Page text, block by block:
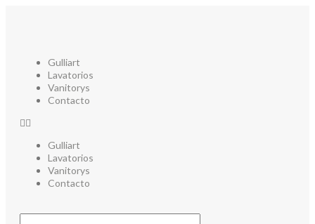
Gulliart
Lavatorios
Vanitorys
Contacto
Gulliart
Lavatorios
Vanitorys
Contacto